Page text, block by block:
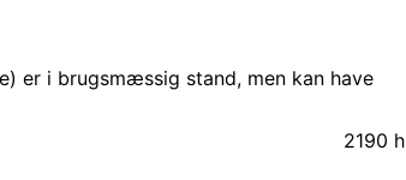
er i brugsmæssig stand, men kan have
2190 h